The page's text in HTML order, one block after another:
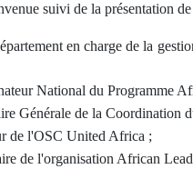
suivi de la présentation
en charge de la
National du Programme
Générale de la
de l'OSC United Africa ;
de l'organisation African